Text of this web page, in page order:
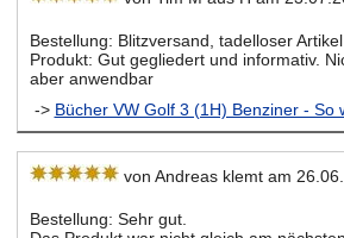
Bestellung: Blitzversand, tadelloser Artikel
Produkt: Gut gegliedert und informativ.
aber anwendbar
-> Bücher VW Golf 3 (1H) Benziner - So
von Andreas klemt am
Bestellung: Sehr gut.